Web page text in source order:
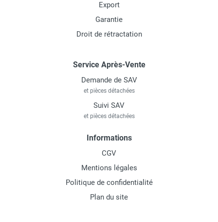
Export
Garantie
Droit de rétractation
Service Après-Vente
Demande de SAV
et pièces détachées
Suivi SAV
et pièces détachées
Informations
CGV
Mentions légales
Politique de confidentialité
Plan du site